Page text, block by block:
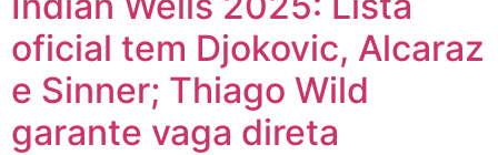
oficial tem Djokovic, Alcaraz
e Sinner; Thiago Wild
garante vaga direta